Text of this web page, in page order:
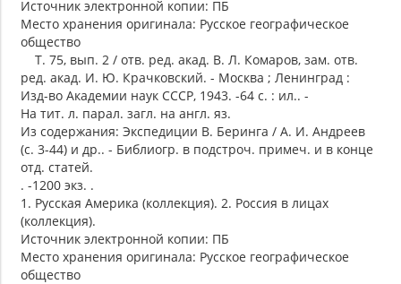
Источник электронной копии: ПБ
Место хранения оригинала: Русское географическое
общество
Т. 75, вып. 2 / отв. ред. акад. В. Л. Комаров, зам. отв.
ред. акад. И. Ю. Крачковский. - Москва ; Ленинград :
Изд-во Академии наук СССР, 1943. -64 с. : ил.. -
На тит. л. парал. загл. на англ. яз.
Из содержания: Экспедиции В. Беринга / А. И. Андреев
(с. 3-44) и др.. - Библиогр. в подстроч. примеч. и в конце
отд. статей.
. -1200 экз. .
1. Русская Америка (коллекция). 2. Россия в лицах
(коллекция).
Источник электронной копии: ПБ
Место хранения оригинала: Русское географическое
общество